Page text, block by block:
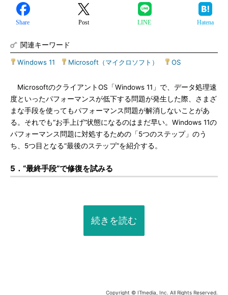
Share Post LINE Hatena
関連キーワード
Windows 11 Microsoft（マイクロソフト） OS
MicrosoftのクライアントOS「Windows 11」で、データ処理速
度といったパフォーマンスが低下する問題が発生した際、さまざ
まな手段を使ってもパフォーマンス問題が解消しないことがあ
る。それでも“お手上げ”状態になるのはまだ早い。Windows 11の
パフォーマンス問題に対処するための「5つのステップ」のう
ち、5つ目となる“最後のステップ”を紹介する。
5．“最終手段”で修復を試みる
続きを読む
Copyright © ITmedia, Inc. All Rights Reserved.